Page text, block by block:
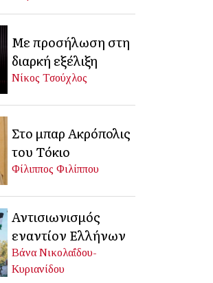
Με προσήλωση στη
διαρκή εξέλιξη
Νίκος Τσούχλος
Στο μπαρ Ακρόπολις
του Τόκιο
Φίλιππος Φιλίππου
Αντισιωνισμός
εναντίον Ελλήνων
Βάνα Νικολαΐδου-
Κυριανίδου